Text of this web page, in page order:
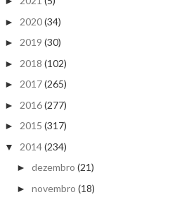
► 2020(34)
► 2019 (30)
► 2018 (102)
► 2017(265)
► 2016(277)
► 2015 (317)
▼ 2014(234)
► dezembro (21)
► novembro (18)